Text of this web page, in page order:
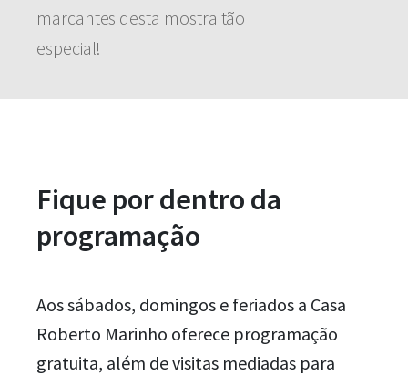
marcantes desta mostra tão
especial!
Fique por dentro da
programação
Aos sábados, domingos e feriados a Casa
Roberto Marinho oferece programação
gratuita, além de visitas mediadas para